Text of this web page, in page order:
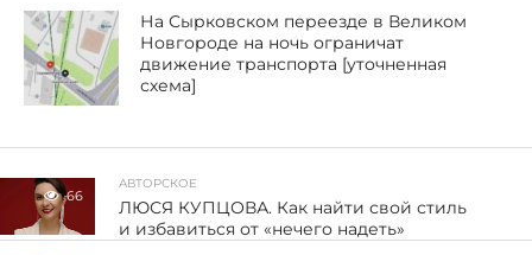
На Сырковском переезде в Великом
Новгороде на ночь ограничат
движение транспорта [уточненная
схема]
66
АВТОРСКОЕ
ЛЮСЯ КУПЦОВА. Как найти свой стиль
и избавиться от «нечего надеть»